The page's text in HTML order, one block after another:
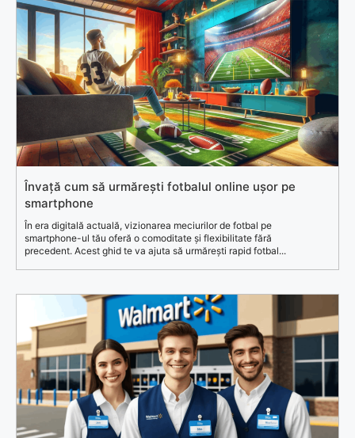
Învață cum să urmărești fotbalul online ușor pe
smartphone
În era digitală actuală, vizionarea meciurilor de fotbal pe
smartphone-ul tău oferă o comoditate și flexibilitate fără
precedent. Acest ghid te va ajuta să urmărești rapid fotbal...